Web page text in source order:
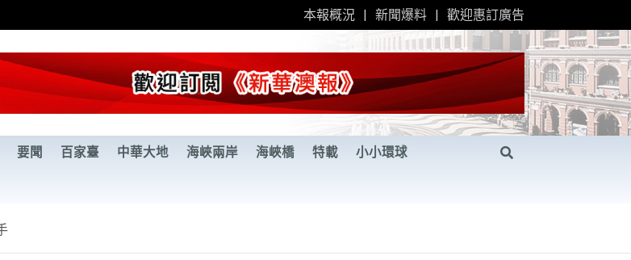
本報概況 新聞爆料 歡迎惠訂廣告
要聞 百家臺 中華大地 海峽兩岸 海峽橋 特載 小小環球